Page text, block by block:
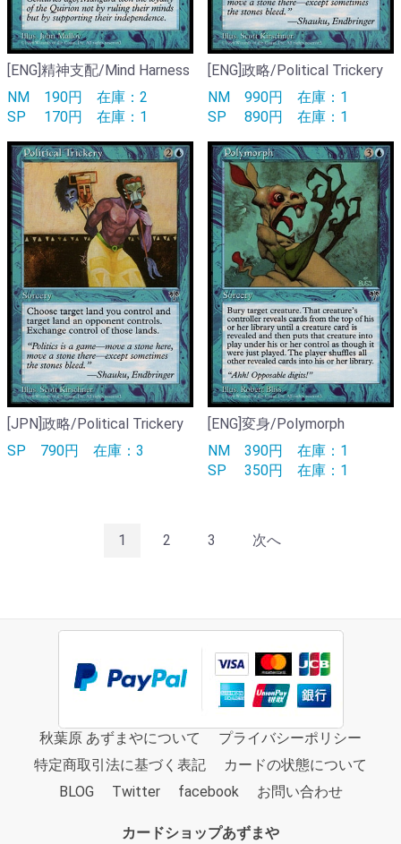
[ENG]精神支配/Mind Harness
NM 190円 在庫：2
SP
170円 在庫：1
[ENG]政略/Political Trickery
NM 990円 在庫：1
SP
890円 在庫：1
[JPN]政略/Political Trickery
SP 790円 在庫：3
[ENG]変身/Polymorph
NM 390円 在庫：1
SP
350円 在庫：1
1 2 3 次へ
秋葉原 あずまやについて
プライバシーポリシー
特定商取引法に基づく表記
カードの状態について
BLOG
Twitter facebook お問い合わせ
カードショップあずまや